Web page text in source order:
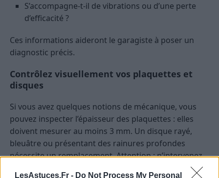
LesAstuces.Fr - Do Not Process My Personal
S’accompagne-t-il de vibrations ou d’une perte
d’efficacité ?
Ces informations aideront le garagiste à poser un
diagnostic précis.
Contrôlez visuellement vos plaquettes et
disques
Si vous avez quelques notions de mécanique, vous
pouvez inspecter l’épaisseur des plaquettes : elles
doivent mesurer au moins 3 mm. Un disque rayé,
bleuâtre ou présentant des rainures profondes
nécessite un remplacement. Attention : n’intervenez
jamais sur le système de freinage sans compétences